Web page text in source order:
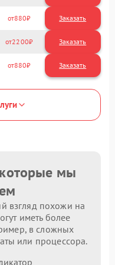
880
2200
880
мы
взгляд похожи на
иметь более
в сложных
или процессора.